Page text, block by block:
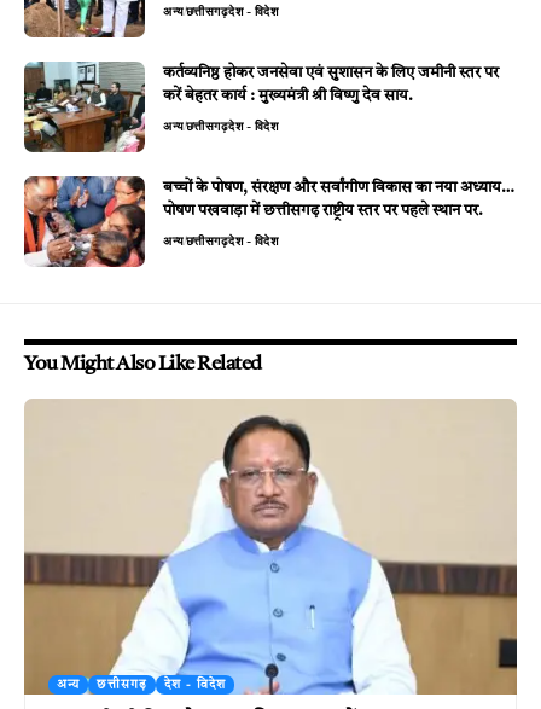
अन्यछत्तीसगढ़देश - विदेश
कर्तव्यनिष्ठ होकर जनसेवा एवं सुशासन के लिए जमीनी स्तर पर
करें बेहतर कार्य : मुख्यमंत्री श्री विष्णु देव साय.
अन्यछत्तीसगढ़देश - विदेश
बच्चों के पोषण, संरक्षण और सर्वांगीण विकास का नया अध्याय…
पोषण पखवाड़ा में छत्तीसगढ़ राष्ट्रीय स्तर पर पहले स्थान पर.
अन्यछत्तीसगढ़देश - विदेश
You Might Also Like Related
अन्य छत्तीसगढ़ देश - विदेश